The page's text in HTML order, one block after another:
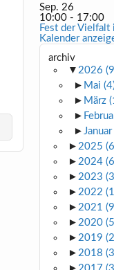
Sep. 26
10:00 - 17:00
Fest der Vielfalt
Kalender
archiv
▼ 2026
► Mai
► März
►
► Januar
► 2025
► 2024
► 2023
► 2022
► 2021
► 2020
► 2019
► 2018